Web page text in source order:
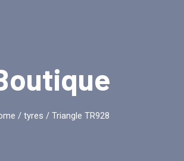
/ tyres / Triangle TR928